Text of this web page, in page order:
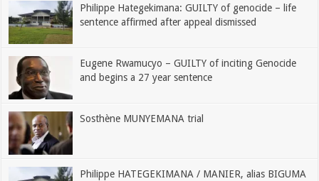
Philippe Hategekimana: GUILTY of genocide – life
sentence affirmed after appeal dismissed
Eugene Rwamucyo – GUILTY of inciting Genocide
and begins a 27 year sentence
Sosthène MUNYEMANA trial
Philippe HATEGEKIMANA / MANIER, alias BIGUMA